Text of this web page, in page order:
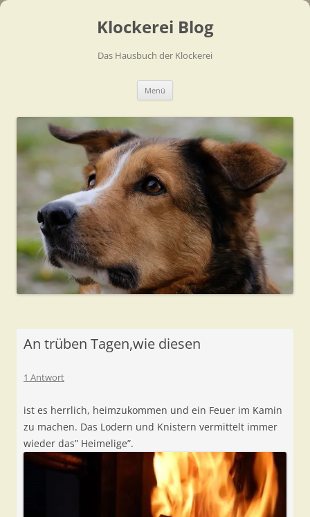
Klockerei Blog
Das Hausbuch der Klockerei
Menü
An trüben Tagen,wie diesen
1 Antwort
ist es herrlich, heimzukommen und ein Feuer im Kamin
zu machen. Das Lodern und Knistern vermittelt immer
wieder das” Heimelige”.